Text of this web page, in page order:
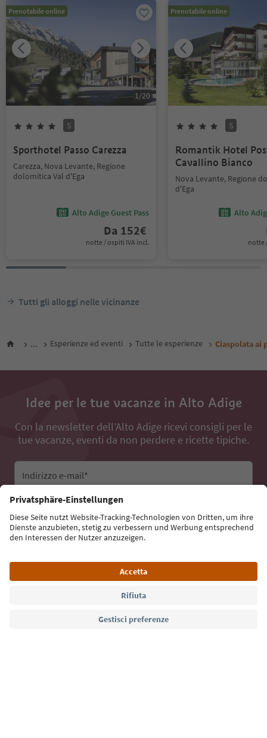
Prenotabile online
1/20
S
Sporthotel Passo Carezza
Carezza, Nova Levante, Regione
dolomitica Val d'Ega
Alto Adige Guest Pass
Da 152€
notte / ospiti IVA incl.
Prenotabile online
S
Romantik Hotel
Cavallino Bianco
Nova Levante, Regione
d'Ega
Alto
notte
Tutti gli alloggi nelle vicinanze
... Esperienze ed eventi Tutte le esperienze Ciaspolata ai
Idee per le tue vacanze in Alto Adige
Con la newsletter dell’Alto Adige ricevi consigli per le
tue vacanze, eventi da non perdere e ricette tipiche.
Indirizzo e-mail*
Iscriviti alla newsletter